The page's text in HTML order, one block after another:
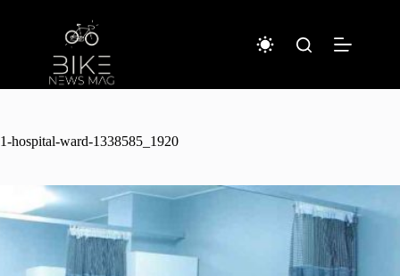
キ
1-hospital-ward-1338585_1920